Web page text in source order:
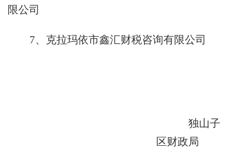
限公司
7、克拉玛依市鑫汇财税咨询有限公司
独山子
区财政局